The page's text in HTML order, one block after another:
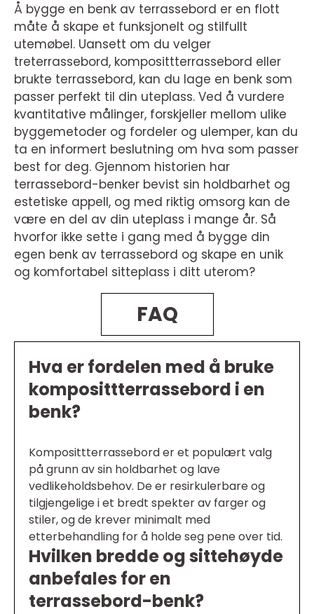
Å bygge en benk av terrassebord er en flott
måte å skape et funksjonelt og stilfullt
utemøbel. Uansett om du velger
treterrassebord, komposittterrassebord eller
brukte terrassebord, kan du lage en benk som
passer perfekt til din uteplass. Ved å vurdere
kvantitative målinger, forskjeller mellom ulike
byggemetoder og fordeler og ulemper, kan du
ta en informert beslutning om hva som passer
best for deg. Gjennom historien har
terrassebord-benker bevist sin holdbarhet og
estetiske appell, og med riktig omsorg kan de
være en del av din uteplass i mange år. Så
hvorfor ikke sette i gang med å bygge din
egen benk av terrassebord og skape en unik
og komfortabel sitteplass i ditt uterom?
FAQ
Hva er fordelen med å bruke
komposittterrassebord i en
benk?
Komposittterrassebord er et populært valg
på grunn av sin holdbarhet og lave
vedlikeholdsbehov. De er resirkulerbare og
tilgjengelige i et bredt spekter av farger og
stiler, og de krever minimalt med
etterbehandling for å holde seg pene over tid.
Hvilken bredde og sittehøyde
anbefales for en
terrassebord-benk?